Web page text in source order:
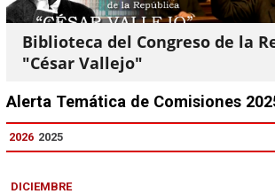
Biblioteca del Congreso de la
"César Vallejo"
Alerta Temática de Comisiones
2026 2025
DICIEMBRE